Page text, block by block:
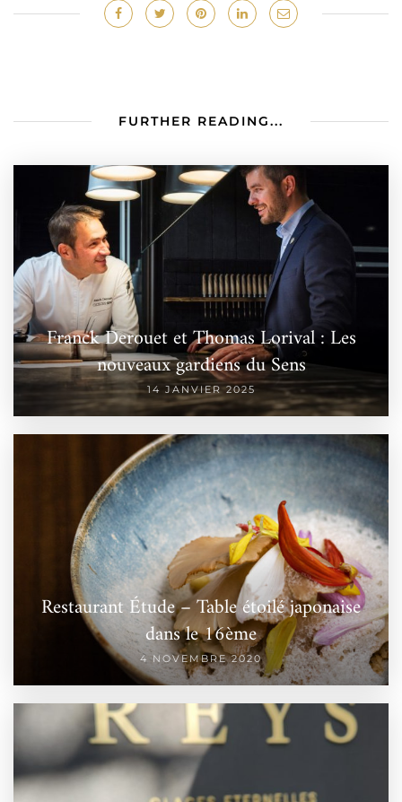
FURTHER READING...
Franck Derouet et Thomas Lorival : Les
nouveaux gardiens du Sens
14 JANVIER 2025
Restaurant Étude – Table étoilé japonaise
dans le 16ème
4 NOVEMBRE 2020